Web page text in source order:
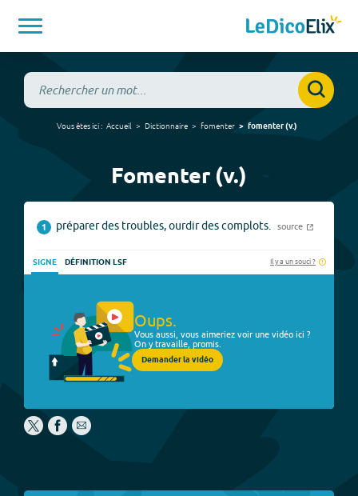
Vous êtes ici : Accueil Dictionnaire fomenter fomenter(v.)
Fomenter (v.)
1 préparer des troubles, ourdir des complots. source
SIGNE DÉFINITION LSF Il y a un souci ?
Oups.
Vous aussi, vous aimeriez voir une vidéo ici ?
On y travaille, promis.
Demander la vidéo